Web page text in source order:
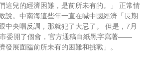
這兒的經濟困難，是前所未有的。」 正常情
說。中南海這些年一直在喊中國經濟「長期
中央唱反調，那就犯了大忌了。 但是，7月
委開了個會，官方通稿白紙黑字寫著——
發展面臨前所未有的困難和挑戰」。